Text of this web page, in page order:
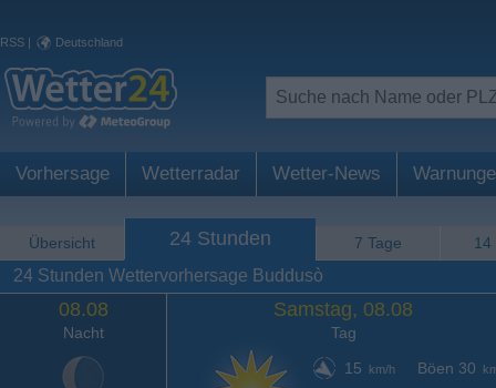
RSS | Deutschland
Vorhersage Wetterradar Wetter-News
Übersicht 24 Stunden 7 Tage 14
24 Stunden Wettervorhersage Buddusò
08.08
Nacht
Samstag, 08.08
Tag
15
km/h Böen 30